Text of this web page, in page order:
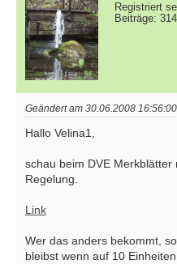
Registriert
Beiträge:
Geändert am 30.06.2008 16:56:00
Hallo Velina1,
schau beim DVE
Regelung.
Link
Wer das anders bekommt,
bleibst wenn auf 10